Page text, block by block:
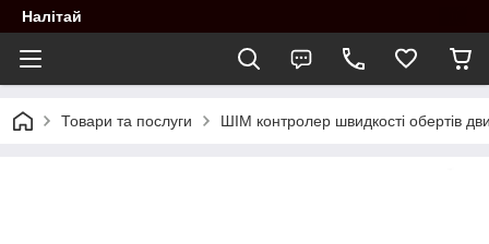
Налітай
Товари та послуги ШІМ контролер швидкості обертів